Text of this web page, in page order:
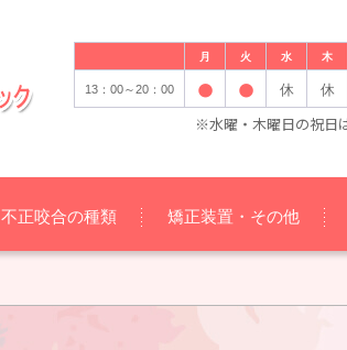
月 火 水 木
13：00～20：00 休 休
※水曜・木曜日の祝日
不正咬合の種類 矯正装置・その他